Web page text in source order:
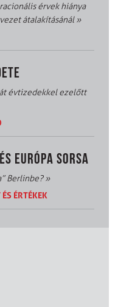
érvek hiánya
átalakításánál»
évtizedekkel ezelőtt
EURÓPA SORSA
Berlinbe?»
ÉS ÉRTÉKEK